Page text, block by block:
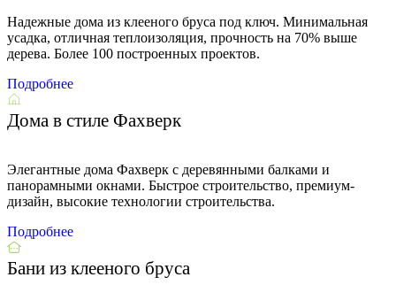
Надежные дома из клееного бруса под ключ. Минимальная
усадка, отличная теплоизоляция, прочность на 70% выше
дерева. Более 100 построенных проектов.
Подробнее
Дома в стиле Фахверк
Элегантные дома Фахверк с деревянными балками и
панорамными окнами. Быстрое строительство, премиум-
дизайн, высокие технологии строительства.
Подробнее
Бани из клееного бруса